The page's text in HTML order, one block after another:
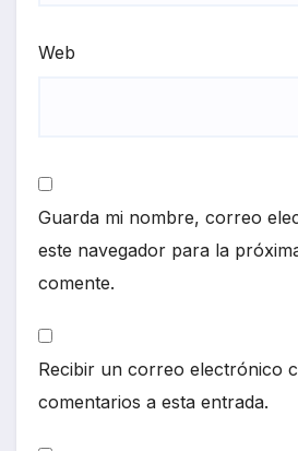
Web
Guarda mi nombre, correo
este navegador para la
comente.
Recibir un correo electrónico
comentarios a esta entrada.